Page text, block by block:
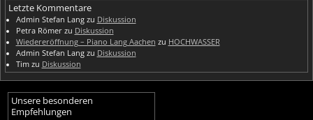
Letzte Kommentare
Admin Stefan Langzu Diskussion
Petra Römerzu Diskussion
Wiedereröffnung – Piano Lang Aachen zu HOCHWASSER
Admin Stefan Langzu Diskussion
Timzu Diskussion
Unsere besonderen
Empfehlungen